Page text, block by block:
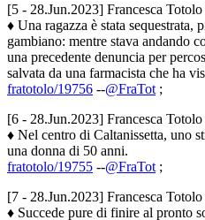
[5 - 28.Jun.2023] Francesca
♦ Una ragazza è stata sequestrata,
gambiano: mentre stava andando
una precedente denuncia per
salvata da una farmacista che ha
fratotolo/19756 --@FraTot ;
[6 - 28.Jun.2023] Francesca
♦ Nel centro di Caltanissetta, uno
una donna di 50 anni.
fratotolo/19755 --@FraTot ;
[7 - 28.Jun.2023] Francesca
♦ Succede pure di finire al pronto